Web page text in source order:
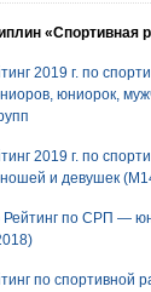
«Спортивная
2019 г. по
юниорок,
2019 г. по
и девушек
Рейтинг по СРП —
по спортивной